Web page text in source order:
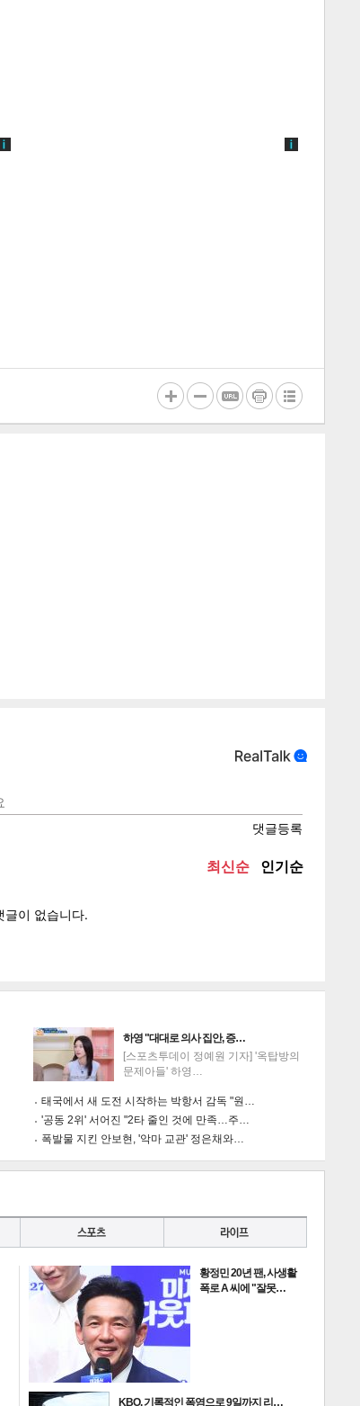
인쇄 목록
하영 "대대로 의사 집안, 증…
[스포츠투데이 정예원 기자] '옥탑방의
문제아들' 하영…
태국에서 새 도전 시작하는 박항서 감독 "원…
'공동 2위' 서어진 "2타 줄인 것에 만족…주…
폭발물 지킨 안보현, '악마 교관' 정은채와…
황정민 20년 팬, 사생활
폭로 A 씨에 "잘못…
KBO, 기록적인 폭염으로 9일까지 리…